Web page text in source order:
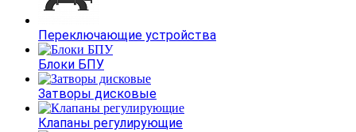
Переключающие устройства
Блоки БПУ
Затворы дисковые
Клапаны регулирующие